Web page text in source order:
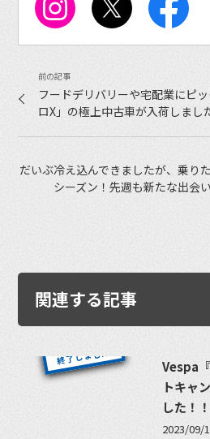
フードデリバリーや宅配業にピ
ロX」の極上中古車が入荷しまし
だいぶ冷え込んできましたが、乗り
シーズン！先週も新たな出会
関連する記事
Vespa
トキャ
した！！
2023/09/